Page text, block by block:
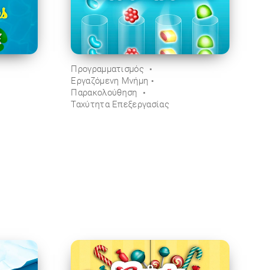
Προγραμματισμός
Εργαζόμενη Μνήμη
Παρακολούθηση
Ταχύτητα Επεξεργασίας